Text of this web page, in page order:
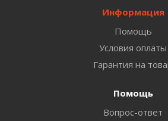
Информация
Помощь
Условия оплаты
Гарантия на
Помощь
Вопрос-ответ